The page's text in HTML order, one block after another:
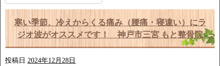
寒い季節、冷えからくる痛み（腰痛・寝違い）にラ
ジオ波がオススメです！ 神戸市三宮 もと整骨院
投稿日 2024年12月28日